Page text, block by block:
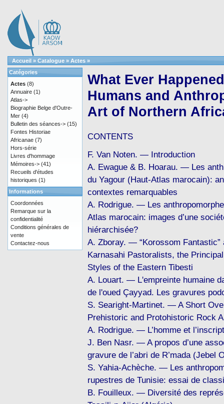
Accueil » Catalogue » Actes »
What Ever
Humans and
Art of Northern
CONTENTS
F. Van Noten. — Introduction
A. Ewague & B. Hoarau. — Les
du Yagour (Haut-Atlas marocain):
contextes remarquables
A. Rodrigue. — Les
Atlas marocain: images d’une
hiérarchisée?
A. Zboray. — “Korossom Fantastic”
Karnasahi Pastoralists, the
Styles of the Eastern Tibesti
A. Louart. — L'empreinte humaine
de l'oued Çayyad. Les gravures
S. Searight-Martinet. — A Short
Prehistoric and Protohistoric Rock
A. Rodrigue. — L’homme et
J. Ben Nasr. — A propos d’une
gravure de l’abri de R’mada (Jebel
S. Yahia-Achèche. — Les
rupestres de Tunisie: essai de
B. Fouilleux. — Diversité des
Catégories
Actes (8)
Annuaire (1)
Atlas->
Biographie Belge d'Outre-
Mer (4)
Bulletin des séances-> (15)
Fontes Historiae
Africanae (7)
Hors-série
Livres d'hommage
Mémoires-> (41)
Recueils d'études
historiques (1)
Informations
Coordonnées
Remarque sur la
confidentialité
Conditions générales de
vente
Contactez-nous